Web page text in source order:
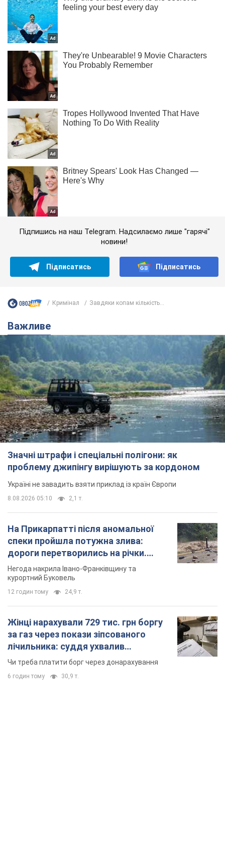
Підпишись на наш Telegram. Надсилаємо лише "гарячі"
новини!
Підписатись Підписатись
Кримінал Завдяки копам кількість...
Важливе
Значні штрафи і спеціальні полігони: як
проблему джипінгу вирішують за кордоном
Україні не завадить взяти приклад із країн Європи
8.08.2026 05:10 2,1 т.
На Прикарпатті після аномальної
спеки пройшла потужна злива:
дороги перетворились на річки.
Відео
Негода накрила Івано-Франківщину та
курортний Буковель
12 годин тому 24,9 т.
Жінці нарахували 729 тис. грн боргу
за газ через покази зіпсованого
лічильника: суддя ухвалив
неочікуване рішення
Чи треба платити борг через донарахування
6 годин тому 30,9 т.